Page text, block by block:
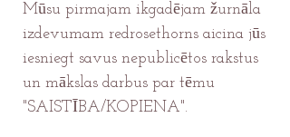
Mūsu pirmajam ikgadējam žurnāla
izdevumam redrosethorns aicina jūs
iesniegt savus nepublicētos rakstus
un mākslas darbus par tēmu
"SAISTĪBA/KOPIENA".